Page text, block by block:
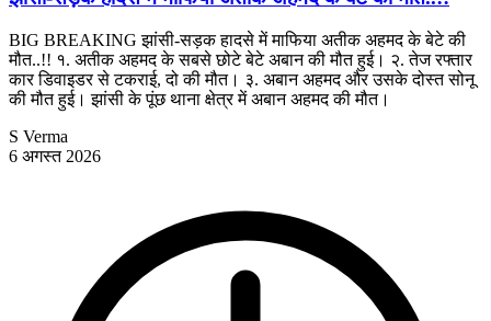
BIG BREAKING झांसी-सड़क हादसे में माफिया अतीक अहमद के बेटे की
मौत..!! १. अतीक अहमद के सबसे छोटे बेटे अबान की मौत हुई। २. तेज रफ्तार
कार डिवाइडर से टकराई, दो की मौत। ३. अबान अहमद और उसके दोस्त सोनू
की मौत हुई। झांसी के पूंछ थाना क्षेत्र में अबान अहमद की मौत।
S Verma
6 अगस्त 2026